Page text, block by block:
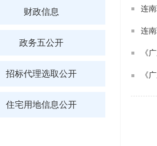
财政信息
政务五公开
招标代理选取公开
住宅用地信息公开
连
连
《
《